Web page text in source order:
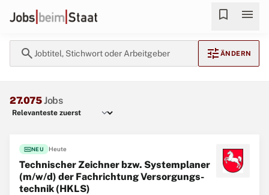
bookmark menu
search Jobtitel, Stichwort oder Arbeitgeber tune ÄNDERN
27.075Jobs
fiber_newNEU Heute
Technischer Zeichner bzw. Systemplaner
(m/w/d) der Fachrichtung Versorgungs­
technik (HKLS)